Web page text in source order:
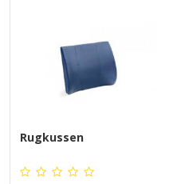
Rugkussen